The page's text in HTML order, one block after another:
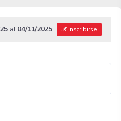
al 04/11/2025 Inscribirse